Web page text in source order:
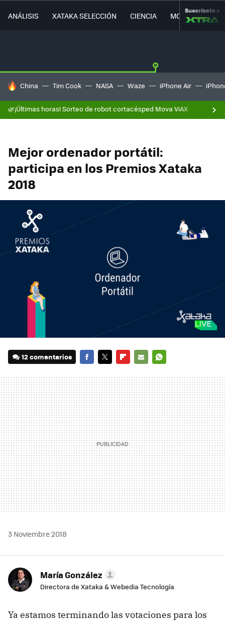
ANÁLISIS XATAKA SELECCIÓN CIENCIA MOVILIDAD
Suscríbete a
HOY SE HABLA DE
China Tim Cook NASA Waze iPhone Air
🌿¡Últimas horas! Sorteo de robot cortacésped Mova ViAX
Mejor ordenador portátil:
participa en los Premios Xataka
2018
12 comentarios
MAIL
3 Noviembre 2018
María González
Directora de Xataka & Webedia Tecnología
Ya estamos terminando las votaciones para los